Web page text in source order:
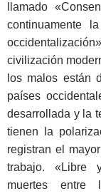
llamado
continuamente
civilización
los malos están
países
desarrollada y la
tienen la
registran el
trabajo. «Libre
muertes entre